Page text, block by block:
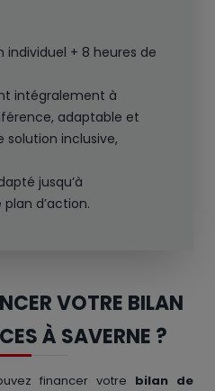
individuel + 8 heures de
intégralement à
adaptable et
inclusive,
jusqu’à
d’action.
VOTRE BILAN
À SAVERNE ?
financer votre bilan de